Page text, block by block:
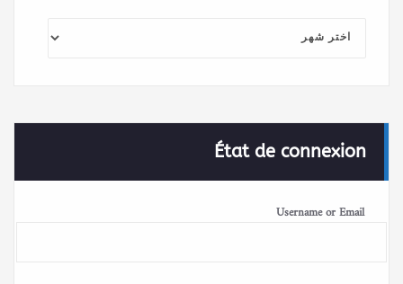
État de connexion
Username or Email